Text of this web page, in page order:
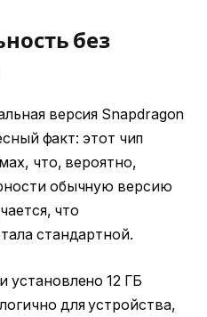
без
версия Snapdragon
факт: этот чип
что, вероятно,
обычную версию
что
стандартной.
установлено 12 ГБ
для устройства,